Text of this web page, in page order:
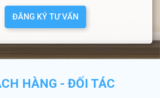
ĐĂNG KÝ TƯ VẤN
HÀNG - ĐỐI TÁC